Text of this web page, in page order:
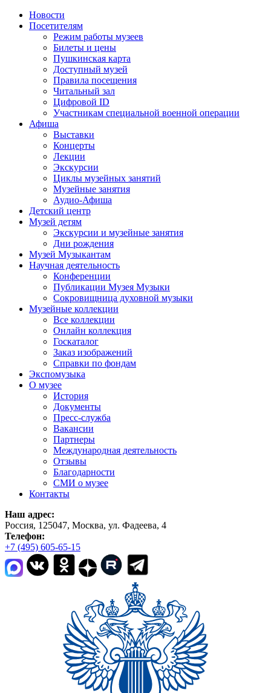
Новости
Посетителям
Режим работы музеев
Билеты и цены
Пушкинская карта
Доступный музей
Правила посещения
Читальный зал
Цифровой ID
Участникам специальной военной операции
Афиша
Выставки
Концерты
Лекции
Экскурсии
Циклы музейных занятий
Музейные занятия
Аудио-Афиша
Детский центр
Музей детям
Экскурсии и музейные занятия
Дни рождения
Музей Музыкантам
Научная деятельность
Конференции
Публикации Музея Музыки
Сокровищница духовной музыки
Музейные коллекции
Все коллекции
Онлайн коллекция
Госкаталог
Заказ изображений
Справки по фондам
Экспомузыка
О музее
История
Документы
Пресс-служба
Вакансии
Партнеры
Международная деятельность
Отзывы
Благодарности
СМИ о музее
Контакты
Наш адрес:
Россия, 125047, Москва, ул. Фадеева, 4
Телефон:
+7 (495) 605-65-15